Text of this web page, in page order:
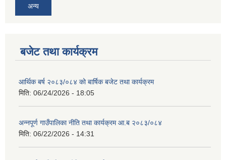
अन्य
बजेट तथा कार्यक्रम
आर्थिक बर्ष २०८३/०८४ को बार्षिक बजेट तथा कार्यक्रम
मिति: 06/24/2026 - 18:05
अन्नपूर्ण गाउँपालिका नीति तथा कार्यक्रम आ.ब २०८३/०८४
मिति: 06/22/2026 - 14:31